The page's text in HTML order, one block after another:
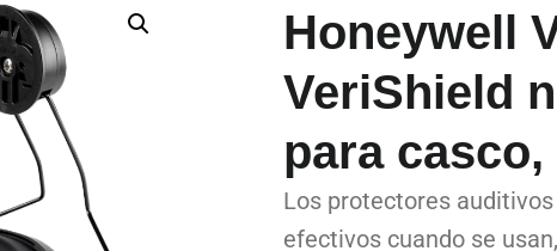
Honeywell
VeriShield
para casco,
Los protectores
efectivos cuando se